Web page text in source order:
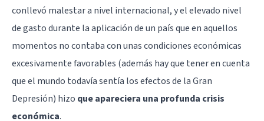
conllevó malestar a nivel internacional, y el elevado nivel
de gasto durante la aplicación de un país que en aquellos
momentos no contaba con unas condiciones económicas
excesivamente favorables (además hay que tener en cuenta
que el mundo todavía sentía los efectos de la Gran
Depresión) hizo que apareciera una profunda crisis
económica.